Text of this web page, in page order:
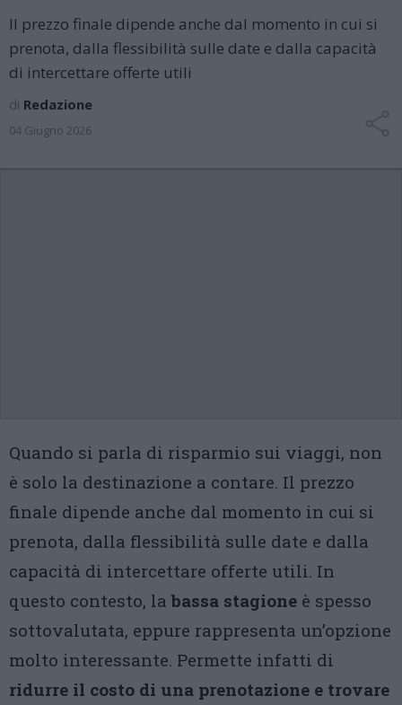
Il prezzo finale dipende anche dal momento in cui si
prenota, dalla flessibilità sulle date e dalla capacità
di intercettare offerte utili
di Redazione
04 Giugno 2026
Quando si parla di risparmio sui viaggi, non
è solo la destinazione a contare. Il prezzo
finale dipende anche dal momento in cui si
prenota, dalla flessibilità sulle date e dalla
capacità di intercettare offerte utili. In
questo contesto, labassa stagione è spesso
sottovalutata, eppure rappresenta un’opzione
molto interessante. Permette infatti di
ridurre il costo di una prenotazione e trovare